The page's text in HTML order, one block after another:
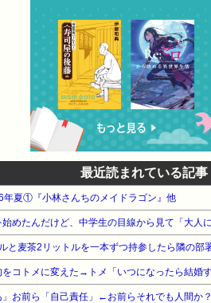
最近読まれている記事
年夏①『小林さんちのメイドラゴン』他
お前ら「自己責任」←お前らそれでも人間か？